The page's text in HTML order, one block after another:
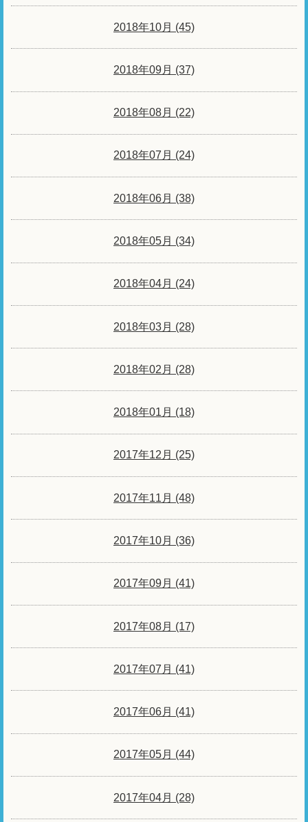
2018年10月 (45)
2018年09月 (37)
2018年08月 (22)
2018年07月 (24)
2018年06月 (38)
2018年05月 (34)
2018年04月 (24)
2018年03月 (28)
2018年02月 (28)
2018年01月 (18)
2017年12月 (25)
2017年11月 (48)
2017年10月 (36)
2017年09月 (41)
2017年08月 (17)
2017年07月 (41)
2017年06月 (41)
2017年05月 (44)
2017年04月 (28)